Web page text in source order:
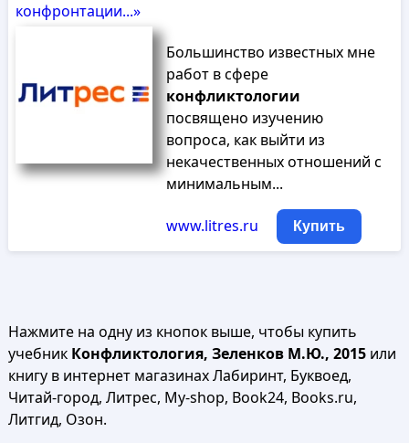
конфронтации...»
Большинство известных мне
работ в сфере
конфликтологии
посвящено изучению
вопроса, как выйти из
некачественных отношений с
минимальным...
www.litres.ru Купить
Нажмите на одну из кнопок выше, чтобы купить
учебник Конфликтология, Зеленков М.Ю., 2015или
книгу в интернет магазинах Лабиринт, Буквоед,
Читай-город, Литрес, My-shop, Book24, Books.ru,
Литгид, Озон.